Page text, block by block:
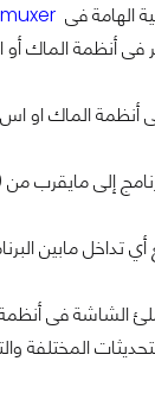
الهامة فى
فى أنظمة الماك
الماك او اس
أي تداخل مابين
فى أنظمة
المختلفة